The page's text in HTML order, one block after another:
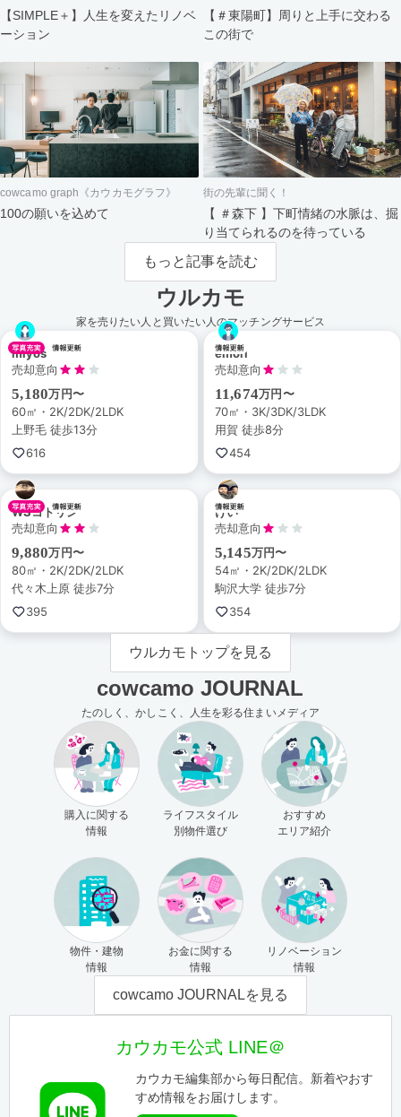
【SIMPLE＋】人生を変えたリノベ
ーション
【＃東陽町】周りと上手に交わる
この街で
cowcamo graph《カウカモグラフ》
100の願いを込めて
街の先輩に聞く！
【 ＃森下 】下町情緒の水脈は、掘
り当てられるのを待っている
もっと記事を読む
ウルカモ
家を売りたい人と買いたい人のマッチングサービス
miyos
売却意向
5,180万円〜
60㎡・2K/2DK/2LDK
上野毛 徒歩13分
616
emori
売却意向
11,674万円〜
70㎡・3K/3DK/3LDK
用賀 徒歩8分
454
WSコトリン
売却意向
9,880万円〜
80㎡・2K/2DK/2LDK
代々木上原 徒歩7分
395
けい
売却意向
5,145万円〜
54㎡・2K/2DK/2LDK
駒沢大学 徒歩7分
354
ウルカモトップを見る
cowcamo JOURNAL
たのしく、かしこく、人生を彩る住まいメディア
購入に関する
情報
ライフスタイル
別物件選び
おすすめ
エリア紹介
物件・建物
情報
お金に関する
情報
リノベーション
情報
cowcamo JOURNALを見る
カウカモ公式 LINE＠
カウカモ編集部から毎日配信。新着やおす
すめ情報をお届けします。